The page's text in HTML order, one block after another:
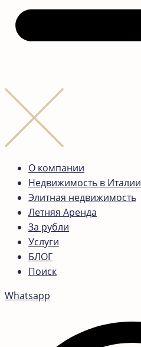
О компании
Недвижимость в Италии
Элитная недвижимость
Летняя Аренда
За рубли
Услуги
БЛОГ
Поиск
Whatsapp